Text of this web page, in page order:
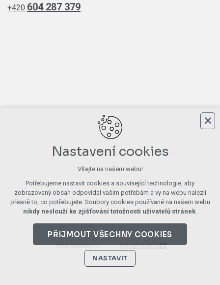
+420 604 287 379
2026 cenovky.cz Vytvořil xart.cz
Nastavení cookies
Vítejte na našem webu!
Potřebujeme nastavit cookies a související technologie, aby
zobrazovaný obsah odpovídal vašim potřebám a vy na webu nalezli
přesně to, co potřebujete. Soubory cookies používané na našem webu
nikdy neslouží ke zjišťování totožnosti uživatelů stránek.
PŘIJMOUT VŠECHNY COOKIES
NASTAVIT